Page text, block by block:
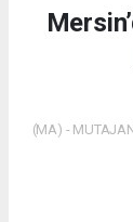
(MA) -